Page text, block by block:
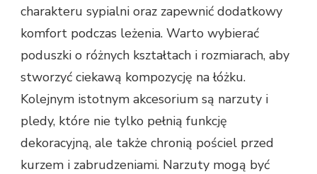
charakteru sypialni oraz zapewnić dodatkowy
komfort podczas leżenia. Warto wybierać
poduszki o różnych kształtach i rozmiarach, aby
stworzyć ciekawą kompozycję na łóżku.
Kolejnym istotnym akcesorium są narzuty i
pledy, które nie tylko pełnią funkcję
dekoracyjną, ale także chronią pościel przed
kurzem i zabrudzeniami. Narzuty mogą być